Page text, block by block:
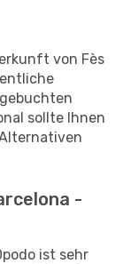
von Fès
sollte Ihnen
-
ist sehr